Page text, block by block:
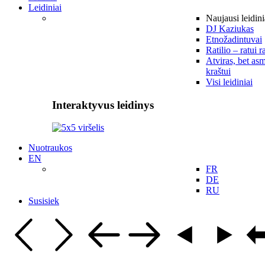
Leidiniai
Naujausi
DJ Kaziukas
Etnožadintuvai
Ratilio – ratui
Atviras, bet
kraštui
Visi leidiniai
Interaktyvus leidinys
Nuotraukos
EN
FR
DE
RU
Susisiek